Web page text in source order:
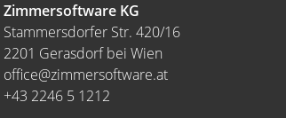
Zimmersoftware KG
Stammersdorfer Str. 420/16
2201 Gerasdorf bei Wien
office@zimmersoftware.at
+43 2246 5 1212